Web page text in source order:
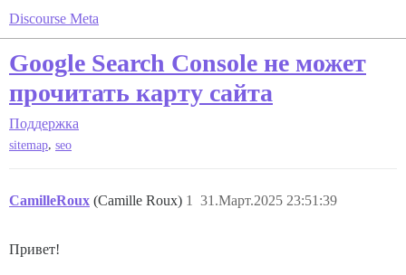
Discourse Meta
Google Search Console не может
прочитать карту сайта
Поддержка
sitemap, seo
CamilleRoux (Camille Roux) 31.Март.2025 23:51:39
1
Привет!